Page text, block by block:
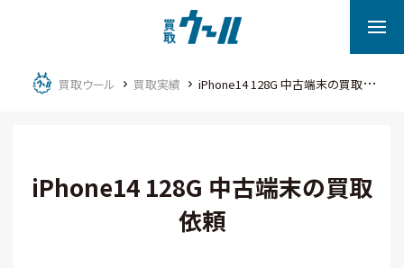
買取ウール 買取実績 iPhone14 128G 中古端末の買取依頼
iPhone14 128G 中古端末の買取
依頼